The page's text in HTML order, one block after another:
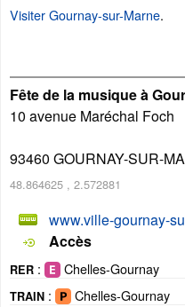
Visiter Gournay-sur-Marne.
Fête de la musique à
10 avenue Maréchal Foch
93460 GOURNAY-SUR-
48.864625 , 2.572881
www.ville-gournay-
Accès
RER : Chelles-Gournay
TRAIN : Chelles-Gournay